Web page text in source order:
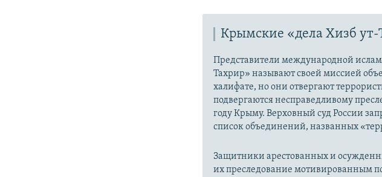
Крымские «дела Хизб ут-
Представители международной
Тахрир» называют своей миссией
халифате, но они отвергают
подвергаются несправедливому
году Крыму. Верховный суд России
список объединений, названных
Защитники арестованных и
их преследование мотивированным